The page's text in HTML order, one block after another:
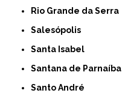
Rio Grande da Serra
Salesópolis
Santa Isabel
Santana de Parnaíba
Santo André